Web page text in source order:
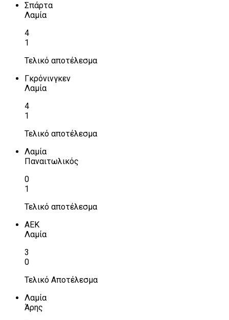
Σπάρτα
Λαμία
4
1
Τελικό αποτέλεσμα
Γκρόνινγκεν
Λαμία
4
1
Τελικό αποτέλεσμα
Λαμία
Παναιτωλικός
0
1
Τελικό αποτέλεσμα
ΑΕΚ
Λαμία
3
0
Τελικό Αποτέλεσμα
Λαμία
Άρης